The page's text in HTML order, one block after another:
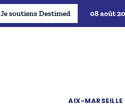
Je soutiens Destimed 08 août
AIX-MARSEILLE